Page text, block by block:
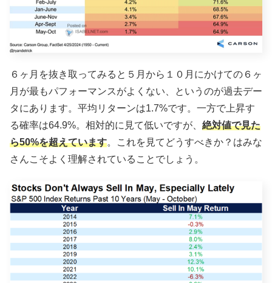
６ヶ月を抜き取ってみると５月から１０月にかけての６ヶ
月が最もパフォーマンスがよくない、というのが過去デー
タにあります。平均リターンは1.7%です。一方で上昇す
る確率は64.9%。相対的に見て低いですが、 絶対値で見た
ら50%を超えています。これを見てどうすべきか？はみな
さんこそよく理解されていることでしょう。